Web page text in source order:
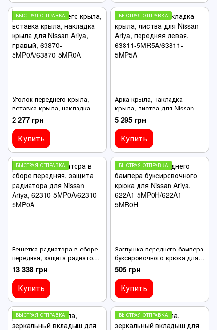
БЫСТРАЯ ОТПРАВКА
Уголок переднего крыла,
вставка крыла, накладка
крыла для Nissan Ariya,
правый, 63870-5MP0A/63870-
5MR0A
2 277 грн
Купить
БЫСТРАЯ ОТПРАВКА
Арка крыла, накладка
крыла, листва для Nissan
Ariya, передняя левая, 63811-
5MR5A/63811-5MP5A
5 295 грн
Купить
БЫСТРАЯ ОТПРАВКА
Решетка радиатора в сборе
передняя, защита радиатора
для Nissan Ariya, 62310-
5MP0A/62310-5MP0A
13 338 грн
Купить
БЫСТРАЯ ОТПРАВКА
Заглушка переднего бампера
буксировочного крюка для
Nissan Ariya, 622A1-
5MP0H/622A1-5MR0H
505 грн
Купить
БЫСТРАЯ ОТПРАВКА БЫСТРАЯ ОТПРАВКА